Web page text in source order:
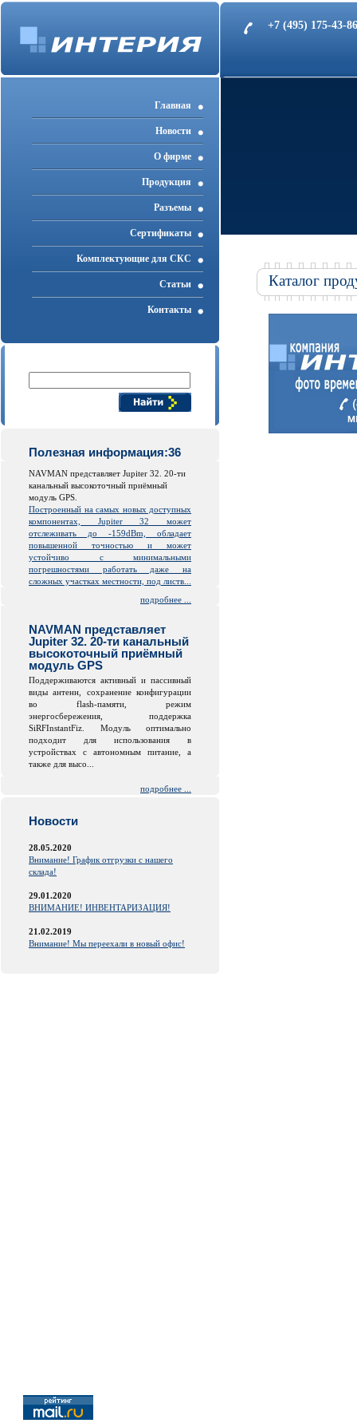
+7 (495) 175-43-
Главная
Новости
О фирме
Продукция
Разъемы
Cертификаты
Комплектующие для СКС
Статьи
Контакты
Полезная информация:36
NAVMAN представляет Jupiter 32. 20-ти
канальный высокоточный приёмный
модуль GPS.
Построенный на самых новых доступных
компонентах, Jupiter 32 может
отслеживать до -159dBm, обладает
повышенной точностью и может
устойчиво с минимальными
погрешностями работать даже на
сложных участках местности, под листв...
подробнее ...
NAVMAN представляет
Jupiter 32. 20-ти канальный
высокоточный приёмный
модуль GPS
Поддерживаются активный и пассивный
виды антенн, сохранение конфигурации
во flash-памяти, режим
энергосбережения, поддержка
SiRFInstantFiz. Модуль оптимально
подходит для использования в
устройствах с автономным питание, а
также для высо...
подробнее ...
Новости
28.05.2020
Внимание! График отгрузки с нашего
склада!
29.01.2020
ВНИМАНИЕ! ИНВЕНТАРИЗАЦИЯ!
21.02.2019
Внимание! Мы переехали в новый офис!
Каталог